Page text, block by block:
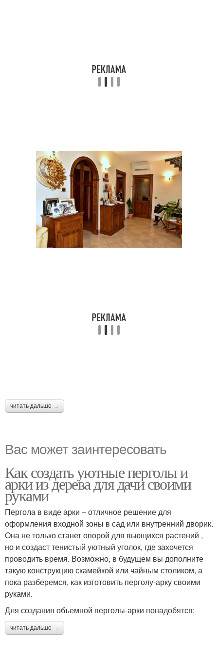
читать дальше →
Вас может заинтересовать
Как создать уютные перголы и
арки из дерева для дачи своими
руками
Пергола в виде арки – отличное решение для
оформления входной зоны в сад или внутренний дворик.
Она не только станет опорой для вьющихся растений ,
но и создаст тенистый уютный уголок, где захочется
проводить время. Возможно, в будущем вы дополните
такую конструкцию скамейкой или чайным столиком, а
пока разберемся, как изготовить перголу-арку своими
руками.
Для создания объемной перголы-арки понадобятся:
читать дальше →